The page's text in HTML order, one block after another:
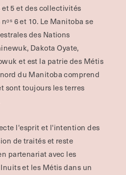
et 5 et des collectivités
6 et 10. Le Manitoba se
des Nations
Dakota Oyate,
et est la patrie des Métis
du Manitoba comprend
sont toujours les terres
l'esprit et l'intention des
de traités et reste
partenariat avec les
et les Métis dans un